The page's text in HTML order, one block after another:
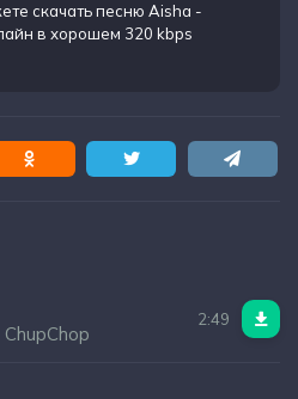
скачать песню Aisha -
в хорошем 320 kbps
2:49